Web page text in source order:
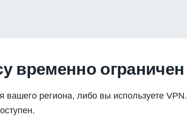
временно ограничен
вашего региона, либо вы используете VPN.